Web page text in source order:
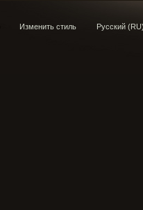
Изменить стиль Русский